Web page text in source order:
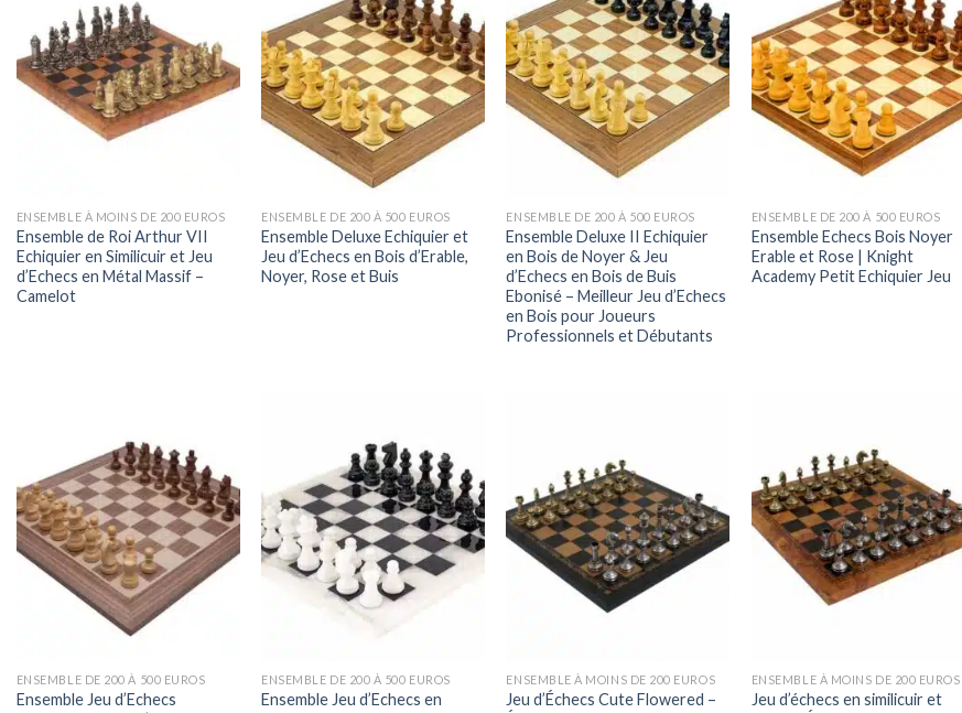
ENSEMBLE À MOINS DE 200 EUROS
Ensemble de Roi Arthur VII
Echiquier en Similicuir et Jeu
d’Echecs en Métal Massif –
Camelot
ENSEMBLE DE 200 À 500 EUROS
Ensemble Deluxe Echiquier et
Jeu d’Echecs en Bois d’Erable,
Noyer, Rose et Buis
ENSEMBLE DE 200 À 500 EUROS
Ensemble Deluxe II Echiquier
en Bois de Noyer & Jeu
d’Echecs en Bois de Buis
Ebonisé – Meilleur Jeu d’Echecs
en Bois pour Joueurs
Professionnels et Débutants
ENSEMBLE DE 200 À 500 EUROS
Ensemble Echecs Bois Noyer
Erable et Rose | Knight
Academy Petit Echiquier Jeu
ENSEMBLE DE 200 À 500 EUROS
Ensemble Jeu d’Echecs
ENSEMBLE DE 200 À 500 EUROS
Ensemble Jeu d’Echecs en
ENSEMBLE À MOINS DE 200 EUROS
Jeu d’Échecs Cute Flowered –
ENSEMBLE À MOINS DE 200 EUROS
Jeu d’échecs en similicuir et